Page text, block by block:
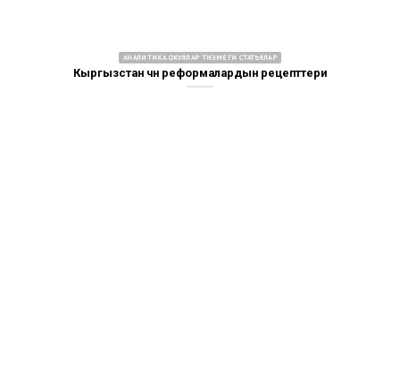
АНАЛИТИКА ОКУЯЛАР ТИЗМЕГИ СТАТЬЯЛАР
Кыргызстан үчүн реформалардын рецепттери